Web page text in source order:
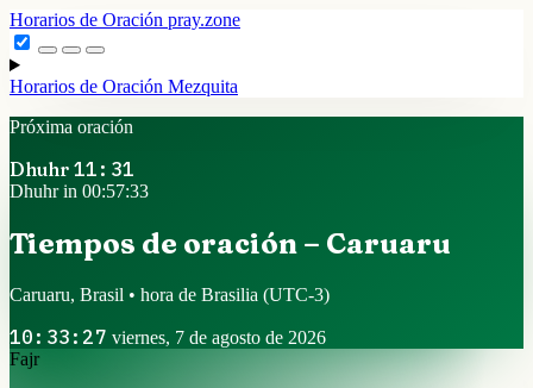
Horarios de Oración pray.zone
Horarios de Oración Mezquita
Próxima oración
Dhuhr 11:31
Dhuhr in 00:57:32
Tiempos de oración – Caruaru
Caruaru, Brasil • hora de Brasilia (UTC-3)
10:33:28 viernes, 7 de agosto de 2026
Fajr